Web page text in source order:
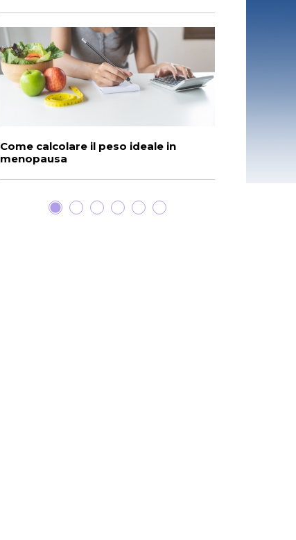
Come calcolare il peso ideale in
menopausa